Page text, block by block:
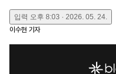
입력 오후 8:03 · 2026. 05. 24.
이수현 기자